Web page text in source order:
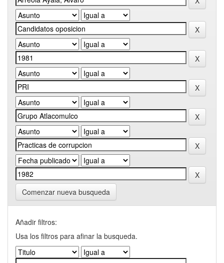
Comenzar nueva busqueda
Añadir filtros:
Usa los filtros para afinar la busqueda.